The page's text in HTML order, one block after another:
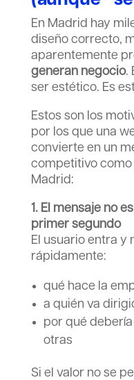
En Madrid hay
diseño correcto,
aparentemente
generan negocio.
ser estético. Es
Estos son los
por los que una
convierte en un
competitivo como
Madrid:
1. El mensaje no
primer segundo
El usuario entra y
rápidamente:
qué hace la
a quién va
por qué
otras
Si el valor no se